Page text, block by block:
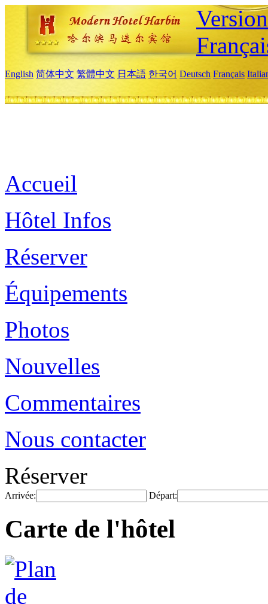
English 简体中文 繁體中文 日本語 한국어 Deutsch Français
Accueil
Hôtel Infos
Réserver
Équipements
Photos
Nouvelles
Commentaires
Nous contacter
Réserver
Arrivée: Départ:
Carte de l'hôtel